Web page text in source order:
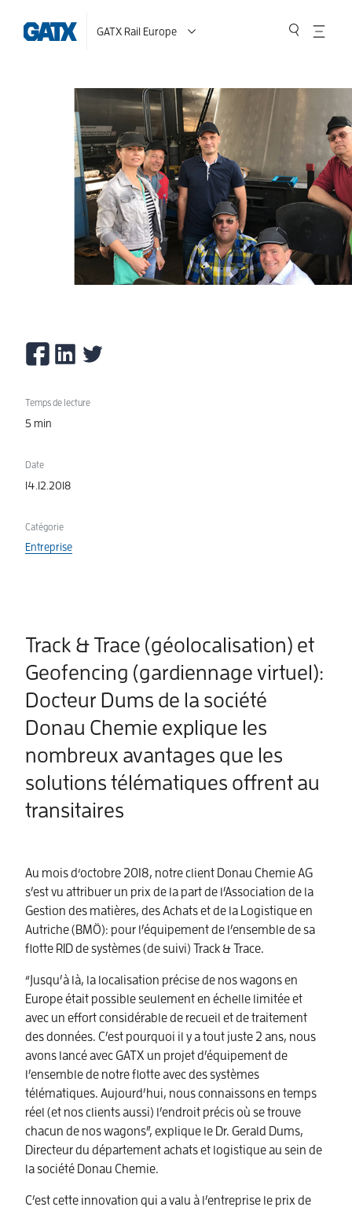
GATX Rail Europe
Temps de lecture
5 min
Date
14.12.2018
Catégorie
Entreprise
Track & Trace (géolocalisation) et
Geofencing (gardiennage virtuel):
Docteur Dums de la société
Donau Chemie explique les
nombreux avantages que les
solutions télématiques offrent au
transitaires
Au mois d‘octobre 2018, notre client Donau Chemie AG
s’est vu attribuer un prix de la part de l’Association de la
Gestion des matières, des Achats et de la Logistique en
Autriche (BMÖ): pour l’équipement de l’ensemble de sa
flotte RID de systèmes (de suivi) Track & Trace.
“Jusqu’à là, la localisation précise de nos wagons en
Europe était possible seulement en échelle limitée et
avec un effort considérable de recueil et de traitement
des données. C’est pourquoi il y a tout juste 2 ans, nous
avons lancé avec GATX un projet d’équipement de
l’ensemble de notre flotte avec des systèmes
télématiques. Aujourd’hui, nous connaissons en temps
réel (et nos clients aussi) l’endroit précis où se trouve
chacun de nos wagons”, explique le Dr. Gerald Dums,
Directeur du département achats et logistique au sein de
la société Donau Chemie.
C’est cette innovation qui a valu à l’entreprise le prix de